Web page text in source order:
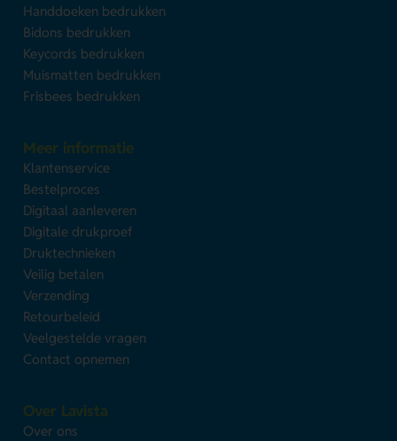
Handdoeken bedrukken
Bidons bedrukken
Keycords bedrukken
Muismatten bedrukken
Frisbees bedrukken
Meer informatie
Klantenservice
Bestelproces
Digitaal aanleveren
Digitale drukproef
Druktechnieken
Veilig betalen
Verzending
Retourbeleid
Veelgestelde vragen
Contact opnemen
Over Lavista
Over ons